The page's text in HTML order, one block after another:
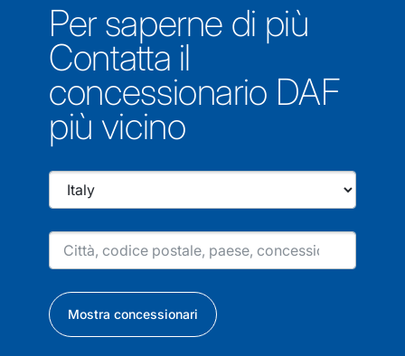
Per saperne di più
Contatta il
concessionario DAF
più vicino
Mostra concessionari